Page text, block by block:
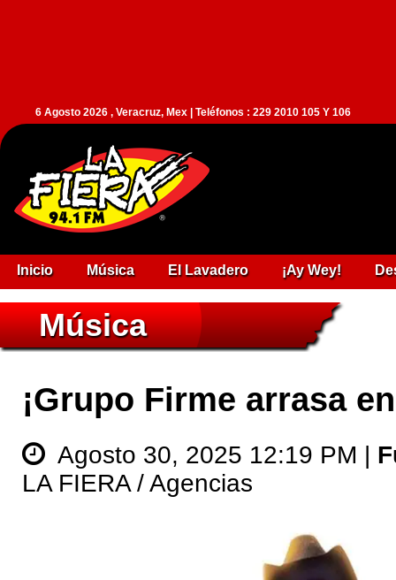
6 Agosto 2026 , Veracruz, Mex | Teléfonos : 229 2010 105 Y 106
Inicio Música El Lavadero ¡Ay Wey!
Música
¡Grupo Firme arrasa
Agosto 30, 2025 12:19 PM |
LA FIERA / Agencias